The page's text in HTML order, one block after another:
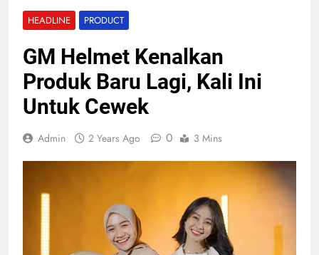
HEADLINE PRODUCT
GM Helmet Kenalkan
Produk Baru Lagi, Kali Ini
Untuk Cewek
Admin 2 Years Ago 0 3 Mins